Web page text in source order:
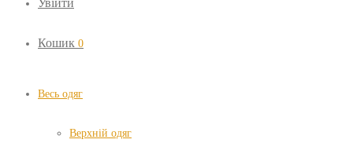
Увійти
Кошик 0
Весь одяг
Верхній одяг